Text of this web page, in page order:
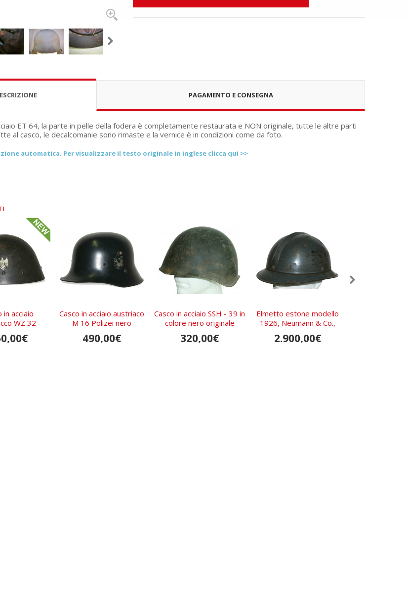
PAGAMENTO E CONSEGNA
ET 64, la parte in pelle della fodera è completamente restaurata e NON originale, tutte le altre parti
al casco, le decalcomanie sono rimaste e la vernice è in condizioni come da foto.
automatica. Per visualizzare il testo originale in inglese clicca qui >>
in acciaio
WZ 32 -
Casco in acciaio austriaco
M 16 Polizei nero
490,00€
Casco in acciaio SSH - 39 in
colore nero originale
320,00€
Elmetto estone modello
1926, Neumann & Co.,
Tallinn
2.900,00€